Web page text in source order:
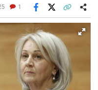
1
Facebook